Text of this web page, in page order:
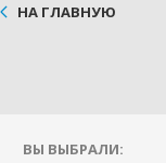
НА ГЛАВНУЮ
ВЫ ВЫБРАЛИ: